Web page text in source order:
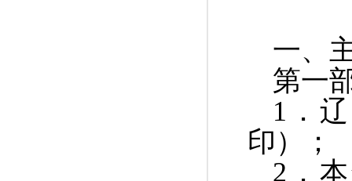
一、
第一
1 ．
印）；
2 ．